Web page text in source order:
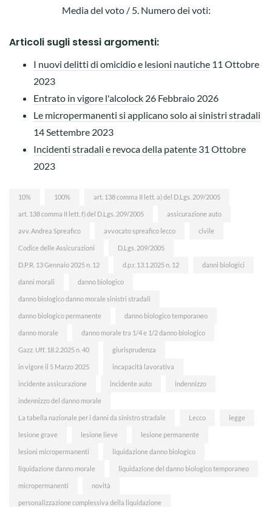
Media del voto / 5. Numero dei voti:
Articoli sugli stessi argomenti:
I nuovi delitti di omicidio e lesioni nautiche 11 Ottobre
2023
Entrato in vigore l'alcolock 26 Febbraio 2026
Le micropermanenti si applicano solo ai sinistri stradali
14 Settembre 2023
Incidenti stradali e revoca della patente 31 Ottobre
2023
10% 100% art. 138 comma II lett. a) del D.Lgs. 209/2005
art. 138 comma II lett. f) del D.Lgs. 209/2005 assicurazione auto
avv. Andrea Spreafico avvocato spreafico lecco civile
Codice delle Assicurazioni D.Lgs. 209/2005
D.P.R. 13 Gennaio 2025 n. 12 d.p.r. 13.1.2025 n. 12 danni biologici
danni morali danno biologico
danno biologico danno morale sinistri stradali
danno biologico permanente danno biologico temporaneo
danno morale danno morale tra 1/4 e 1/2 danno biologico
Gazz. Uff. 18.2.2025 n. 40 giurisprudenza
in vigore il 5 Marzo 2025 incapacità lavorativa
incidente assicurazione incidente auto indennizzo
indennizzo del danno morale
La tabella nazionale per i danni da sinistro stradale Lecco legge
lesione grave lesione lieve lesione permanente
lesioni micropermanenti liquidazione danno biologico
liquidazione danno morale liquidazione del danno biologico temporaneo
micropermanenti novità
personalizzazione complessiva della liquidazione